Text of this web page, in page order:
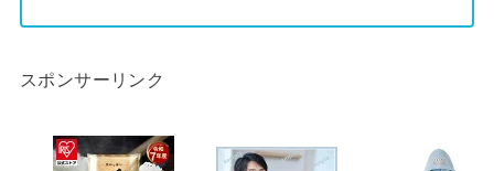
スポンサーリンク